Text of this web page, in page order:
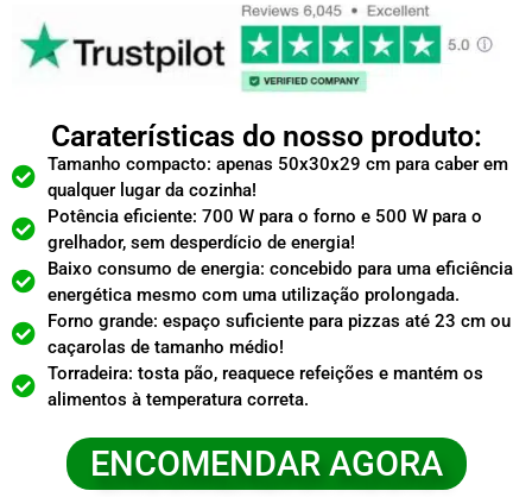
Caraterísticas do nosso produto:
Tamanho compacto: apenas 50x30x29 cm para caber em
qualquer lugar da cozinha!
Potência eficiente: 700 W para o forno e 500 W para o
grelhador, sem desperdício de energia!
Baixo consumo de energia: concebido para uma eficiência
energética mesmo com uma utilização prolongada.
Forno grande: espaço suficiente para pizzas até 23 cm ou
caçarolas de tamanho médio!
Torradeira: tosta pão, reaquece refeições e mantém os
alimentos à temperatura correta.
ENCOMENDAR AGORA